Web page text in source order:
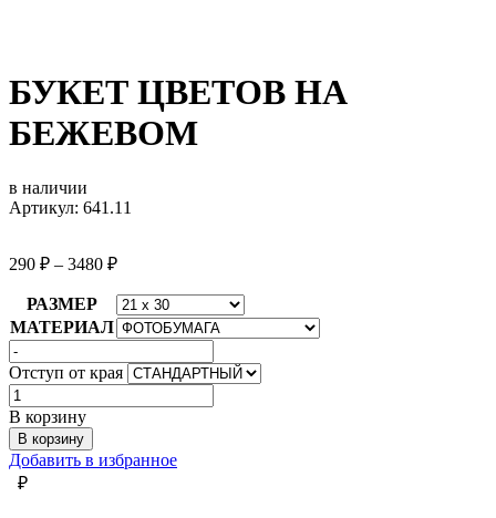
БУКЕТ ЦВЕТОВ НА
БЕЖЕВОМ
в наличии
Артикул: 641.11
290 ₽ – 3480 ₽
РАЗМЕР
МАТЕРИАЛ
Отступ от края
Количество
товара
БУКЕТ
ЦВЕТОВ
НА
БЕЖЕВОМ
В корзину
В корзину
Добавить в избранное
₽